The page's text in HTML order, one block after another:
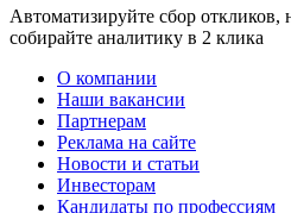
Автоматизируйте сбор откликов,
собирайте аналитику в 2 клика
О компании
Наши вакансии
Партнерам
Реклама на сайте
Новости и статьи
Инвесторам
Кандидаты по профессиям